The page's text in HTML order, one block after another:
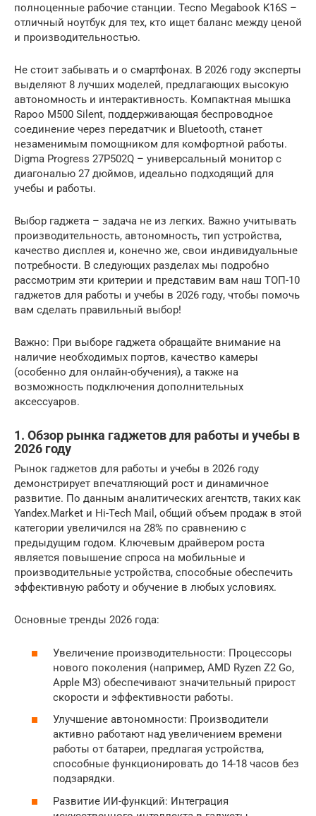
полноценные рабочие станции. Tecno Megabook K16S –
отличный ноутбук для тех, кто ищет баланс между ценой
и производительностью.
Не стоит забывать и о смартфонах. В 2026 году эксперты
выделяют 8 лучших моделей, предлагающих высокую
автономность и интерактивность. Компактная мышка
Rapoo M500 Silent, поддерживающая беспроводное
соединение через передатчик и Bluetooth, станет
незаменимым помощником для комфортной работы.
Digma Progress 27P502Q – универсальный монитор с
диагональю 27 дюймов, идеально подходящий для
учебы и работы.
Выбор гаджета – задача не из легких. Важно учитывать
производительность, автономность, тип устройства,
качество дисплея и, конечно же, свои индивидуальные
потребности. В следующих разделах мы подробно
рассмотрим эти критерии и представим вам наш ТОП-10
гаджетов для работы и учебы в 2026 году, чтобы помочь
вам сделать правильный выбор!
Важно: При выборе гаджета обращайте внимание на
наличие необходимых портов, качество камеры
(особенно для онлайн-обучения), а также на
возможность подключения дополнительных
аксессуаров.
1. Обзор рынка гаджетов для работы и учебы в
2026 году
Рынок гаджетов для работы и учебы в 2026 году
демонстрирует впечатляющий рост и динамичное
развитие. По данным аналитических агентств, таких как
Yandex.Market и Hi-Tech Mail, общий объем продаж в этой
категории увеличился на 28% по сравнению с
предыдущим годом. Ключевым драйвером роста
является повышение спроса на мобильные и
производительные устройства, способные обеспечить
эффективную работу и обучение в любых условиях.
Основные тренды 2026 года:
Увеличение производительности: Процессоры
нового поколения (например, AMD Ryzen Z2 Go,
Apple M3) обеспечивают значительный прирост
скорости и эффективности работы.
Улучшение автономности: Производители
активно работают над увеличением времени
работы от батареи, предлагая устройства,
способные функционировать до 14-18 часов без
подзарядки.
Развитие ИИ-функций: Интеграция